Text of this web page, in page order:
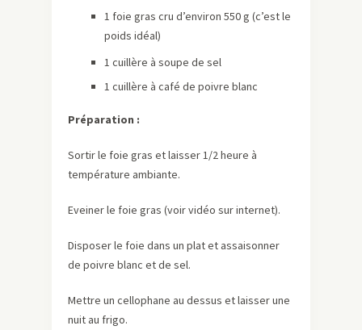
1 foie gras cru d’environ 550 g (c’est le
poids idéal)
1 cuillère à soupe de sel
1 cuillère à café de poivre blanc
Préparation :
Sortir le foie gras et laisser 1/2 heure à
température ambiante.
Eveiner le foie gras (voir vidéo sur internet).
Disposer le foie dans un plat et assaisonner
de poivre blanc et de sel.
Mettre un cellophane au dessus et laisser une
nuit au frigo.